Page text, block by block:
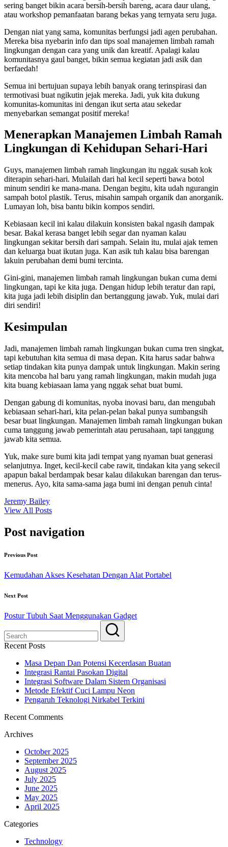
sering banget bikin acara bersih-bersih bareng, acara daur ulang,
atau workshop pemanfaatan barang bekas yang ternyata seru juga.
Dengan niat yang sama, komunitas berfungsi jadi agen perubahan.
Mereka bisa nyebarin info dan tips soal manajemen limbah ramah
lingkungan dengan cara yang unik dan kreatif. Apalagi kalau
komunitasnya gaul banget, bikin semua kegiatan jadi asik dan
berfaedah!
Semua ini bertujuan supaya lebih banyak orang terinspirasi dan
termotivasi buat ngikutin jejak mereka. Jadi, yuk kita dukung
komunitas-komunitas ini dengan ikut serta atau sekedar
menyebarkan semangat positif mereka!
Menerapkan Manajemen Limbah Ramah
Lingkungan di Kehidupan Sehari-Hari
Guys, manajemen limbah ramah lingkungan itu nggak susah kok
diterapin sehari-hari. Mulailah dari hal kecil seperti bawa botol
minum sendiri ke mana-mana. Dengan begitu, kita udah ngurangin
sampah botol plastik. Terus, misahin sampah organik dan anorganik.
Lumayan loh, bisa bantu bikin kompos sendiri.
Kebiasaan kecil ini kalau dilakuin konsisten bakal ngasih dampak
besar. Bakal kerasa banget lebih segar dan nyaman kalau
lingkungan sekitar bersih dari sampah. Selain itu, mulai ajak temen
dan keluarga buat ikutan juga. Kan asik tuh kalau bisa barengan
lakuin perubahan demi bumi tercinta.
Gini-gini, manajemen limbah ramah lingkungan bukan cuma demi
lingkungan, tapi ke kita juga. Dengan hidup lebih teratur dan rapi,
kita juga jadi lebih disiplin dan bertanggung jawab. Yuk, mulai dari
diri sendiri!
Kesimpulan
Jadi, manajemen limbah ramah lingkungan bukan cuma tren singkat,
tapi kebutuhan kita semua di masa depan. Kita harus sadar bahwa
setiap tindakan kita punya dampak untuk lingkungan. Makin sering
kita mencoba hal baru yang ramah lingkungan, makin mudah juga
kita buang kebiasaan lama yang nggak sehat buat bumi.
Dengan gabung di komunitas, nyoba inovasi baru, dan mengubah
kebiasaan sehari-hari, kita pelan-pelan bakal punya sumbangsih
besar buat lingkungan. Manajemen limbah ramah lingkungan bukan
cuma tanggung jawab pemerintah atau perusahaan, tapi tanggung
jawab kita semua.
Yuk, make sure bumi kita jadi tempat yang nyaman buat generasi
selanjutnya. Inget, kecil-kecil cabe rawit, tindakan kita yang sekecil
apapun bakal berdampak besar kalau dilakukan barengan dan terus-
menerus. Ayo, kita sama-sama jaga bumi ini dengan penuh cinta!
Jeremy Bailey
View All Posts
Post navigation
Previous Post
Kemudahan Akses Kesehatan Dengan Alat Portabel
Next Post
Postur Tubuh Saat Menggunakan Gadget
Recent Posts
Masa Depan Dan Potensi Kecerdasan Buatan
Integrasi Rantai Pasokan Digital
Integrasi Software Dalam Sistem Organisasi
Metode Efektif Cuci Lampu Neon
Pengaruh Teknologi Nirkabel Terkini
Recent Comments
Archives
October 2025
September 2025
August 2025
July 2025
June 2025
May 2025
April 2025
Categories
Technology